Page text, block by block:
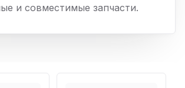
и совместимые запчасти.